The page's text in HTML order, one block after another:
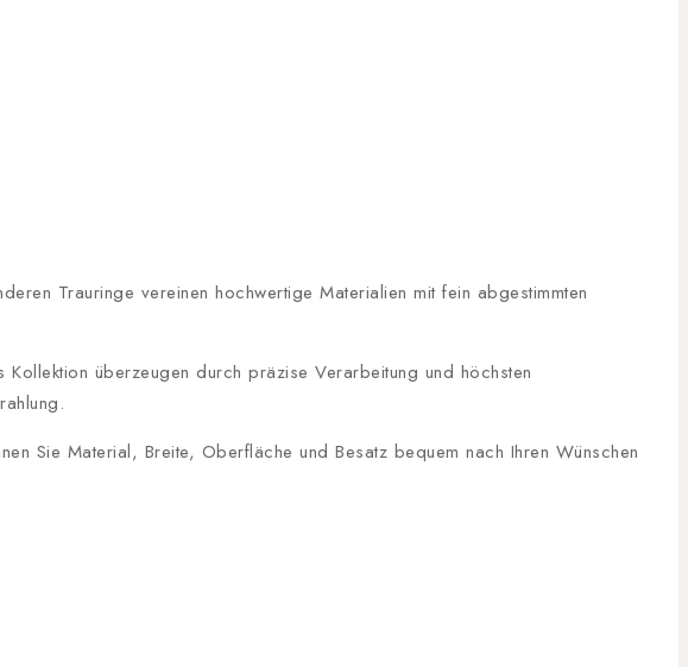
Trauringe vereinen hochwertige Materialien mit fein abgestimmten
überzeugen durch präzise Verarbeitung und höchsten
Sie Material, Breite, Oberfläche und Besatz bequem nach Ihren Wünschen